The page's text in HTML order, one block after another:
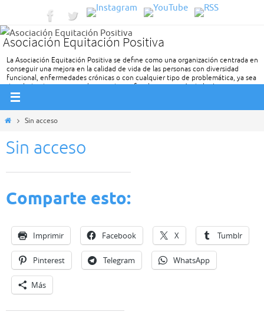
al
contenido
Asociación Equitación Positiva
La Asociación Equitación Positiva se define como una organización centrada en
conseguir una mejora en la calidad de vida de las personas con diversidad
funcional, enfermedades crónicas o con cualquier tipo de problemática, ya sea
de salud, educativa, social, etc. y de sus familiares a través de las Intervenciones
Asistidas con Caballos.
InicioSin acceso
Sin acceso
Comparte esto:
Imprimir Facebook X Tumblr
Pinterest Telegram WhatsApp
Más